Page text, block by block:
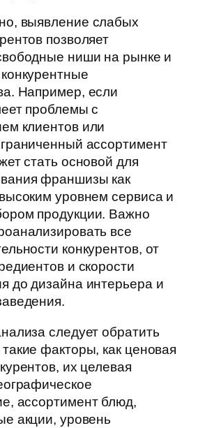
выявление слабых
позволяет
ниши на рынке и
Например, если
проблемы с
клиентов или
ассортимент
стать основой для
франшизы как
уровнем сервиса и
продукции. Важно
все
конкурентов, от
и скорости
до дизайна интерьера и
следует обратить
факторы, как ценовая
их целевая
ассортимент блюд,
акции, уровень